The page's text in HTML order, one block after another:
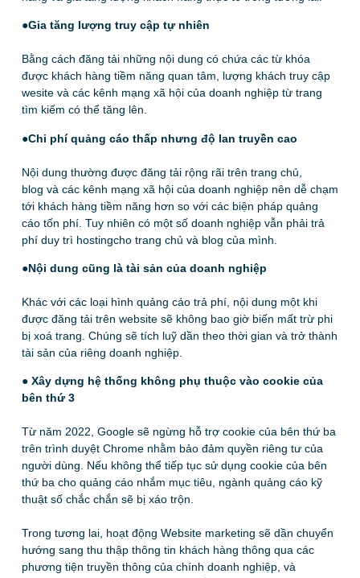
●Gia tăng lượng truy cập tự nhiên
Bằng cách đăng tải những nội dung có chứa các từ khóa
được khách hàng tiềm năng quan tâm, lượng khách truy cập
wesite và các kênh mạng xã hội của doanh nghiệp từ trang
tìm kiếm có thể tăng lên.
●Chi phí quảng cáo thấp nhưng độ lan truyền cao
Nội dung thường được đăng tải rộng rãi trên trang chủ,
blog và các kênh mạng xã hội của doanh nghiệp nên dễ chạm
tới khách hàng tiềm năng hơn so với các biện pháp quảng
cáo tốn phí. Tuy nhiên có một số doanh nghiệp vẫn phải trả
phí duy trì hostingcho trang chủ và blog của mình.
●Nội dung cũng là tài sản của doanh nghiệp
Khác với các loại hình quảng cáo trả phí, nội dung một khi
được đăng tải trên website sẽ không bao giờ biến mất trừ phi
bị xoá trang. Chúng sẽ tích luỹ dần theo thời gian và trở thành
tài sản của riêng doanh nghiệp.
● Xây dựng hệ thống không phụ thuộc vào cookie của
bên thứ 3
Từ năm 2022, Google sẽ ngừng hỗ trợ cookie của bên thứ ba
trên trình duyệt Chrome nhằm bảo đảm quyền riêng tư của
người dùng. Nếu không thể tiếp tục sử dụng cookie của bên
thứ ba cho quảng cáo nhắm mục tiêu, ngành quảng cáo kỹ
thuật số chắc chắn sẽ bị xáo trộn.
Trong tương lai, hoạt động Website marketing sẽ dần chuyển
hướng sang thu thập thông tin khách hàng thông qua các
phương tiện truyền thông của chính doanh nghiệp, và